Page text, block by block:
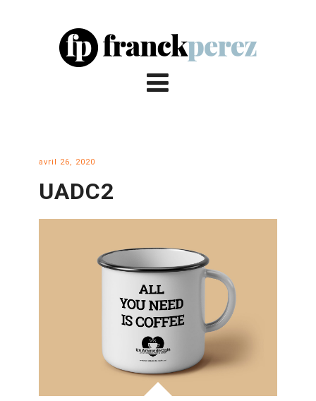
avril 26, 2020
UADC2